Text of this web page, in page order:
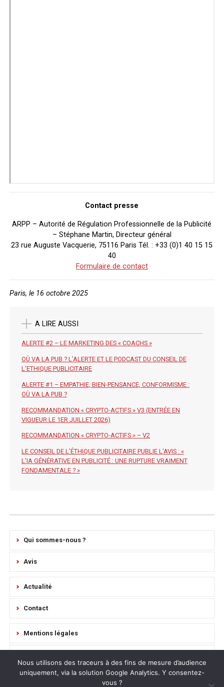
Contact presse
ARPP – Autorité de Régulation Professionnelle de la Publicité
– Stéphane Martin, Directeur général
23 rue Auguste Vacquerie, 75116 Paris Tél. : +33 (0)1 40 15 15
40
Formulaire de contact
Paris, le 16 octobre 2025
A LIRE AUSSI
ALERTE #2 – LE MARKETING DES « COACHS »
OÙ VA LA PUB ? L’ALERTE ET LE PODCAST DU CONSEIL DE
L’ETHIQUE PUBLICITAIRE
ALERTE #1 – EMPATHIE, BIEN-PENSANCE, CONFORMISME :
OÙ VA LA PUB ?
RECOMMANDATION « CRYPTO-ACTIFS » V3 (ENTRÉE EN
VIGUEUR LE 1ER JUILLET 2026)
RECOMMANDATION « CRYPTO-ACTIFS » – V2
LE CONSEIL DE L’ÉTHIQUE PUBLICITAIRE PUBLIE L’AVIS : «
L’IA GÉNÉRATIVE EN PUBLICITÉ : UNE RUPTURE VRAIMENT
FONDAMENTALE ? »
Qui sommes-nous ?
Avis
Actualité
Contact
Mentions légales
Nous utilisons des traceurs à des fins de mesure d’audience
uniquement, via la solution Google Analytics. Y consentez-
vous ?